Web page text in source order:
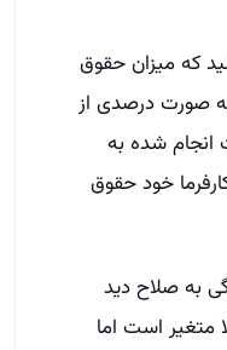
که میزان حقوق
صورت درصدی از
انجام شده به
خود حقوق
به صلاح دید
متغیر است اما